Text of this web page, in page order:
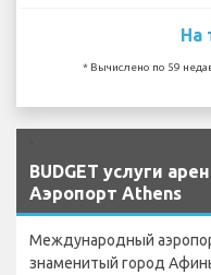
На
* Вычислено по 59
BUDGET услуги
Аэропорт Athens
Международный
знаменитый город